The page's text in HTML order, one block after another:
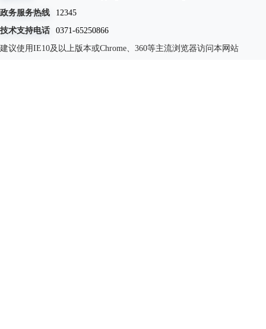
政务服务热线
12345
技术支持电话
0371-65250866
建议使用IE10及以上版本或Chrome、360等主流浏览器访问本网站